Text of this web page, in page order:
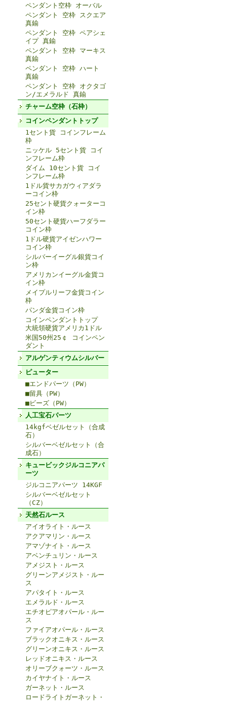
ペンダント空枠 オーバル
ペンダント 空枠 スクエア
真鍮
ペンダント 空枠 ペアシェ
イプ 真鍮
ペンダント 空枠 マーキス
真鍮
ペンダント 空枠 ハート
真鍮
ペンダント 空枠 オクタゴ
ン/エメラルド 真鍮
チャーム空枠（石枠）
コインペンダントトップ
1セント貨 コインフレーム
枠
ニッケル 5セント貨 コイ
ンフレーム枠
ダイム 10セント貨 コイ
ンフレーム枠
1ドル貨サカガウィアダラ
ーコイン枠
25セント硬貨クォーターコ
イン枠
50セント硬貨ハーフダラー
コイン枠
1ドル硬貨アイゼンハワー
コイン枠
シルバーイーグル銀貨コイ
ン枠
アメリカンイーグル金貨コ
イン枠
メイプルリーフ金貨コイン
枠
パンダ金貨コイン枠
コインペンダントトップ
大統領硬貨アメリカ1ドル
米国50州25￠ コインペン
ダント
アルゲンティウムシルバー
ピューター
■エンドパーツ（PW）
■留具（PW）
■ビーズ（PW）
人工宝石パーツ
14kgfベゼルセット（合成
石）
シルバーベゼルセット（合
成石）
キュービックジルコニアパ
ーツ
ジルコニアパーツ 14KGF
シルバーベゼルセット
（CZ）
天然石ルース
アイオライト・ルース
アクアマリン・ルース
アマゾナイト・ルース
アベンチュリン・ルース
アメジスト・ルース
グリーンアメジスト・ルー
ス
アパタイト・ルース
エメラルド・ルース
エチオピアオパール・ルー
ス
ファイアオパール・ルース
ブラックオニキス・ルース
グリーンオニキス・ルース
レッドオニキス・ルース
オリーブクォーツ・ルース
カイヤナイト・ルース
ガーネット・ルース
ロードライトガーネット・